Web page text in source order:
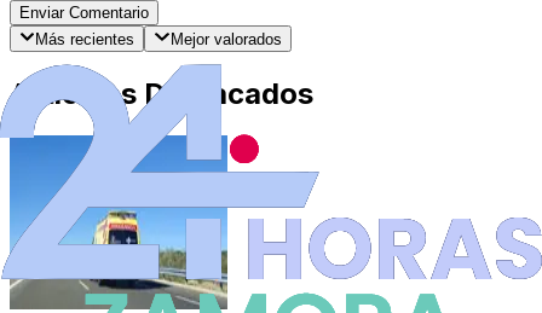
Enviar Comentario
Más recientes
Mejor valorados
Artículos Destacados